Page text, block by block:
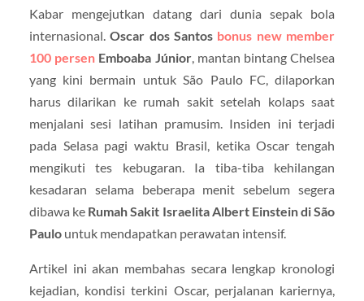
Kabar mengejutkan datang dari dunia sepak bola
internasional.Oscar dos Santos bonus new member
100 persen Emboaba Júnior, mantan bintang Chelsea
yang kini bermain untuk São Paulo FC, dilaporkan
harus dilarikan ke rumah sakit setelah kolaps saat
menjalani sesi latihan pramusim. Insiden ini terjadi
pada Selasa pagi waktu Brasil, ketika Oscar tengah
mengikuti tes kebugaran. Ia tiba-tiba kehilangan
kesadaran selama beberapa menit sebelum segera
dibawa ke Rumah Sakit Israelita Albert Einstein di São
Paulountuk mendapatkan perawatan intensif.
Artikel ini akan membahas secara lengkap kronologi
kejadian, kondisi terkini Oscar, perjalanan kariernya,